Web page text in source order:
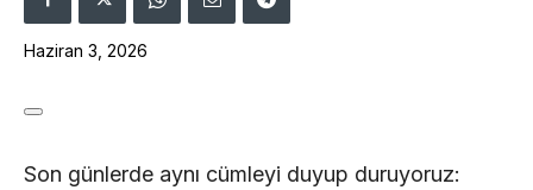
Haziran 3, 2026
Son günlerde aynı cümleyi duyup duruyoruz: